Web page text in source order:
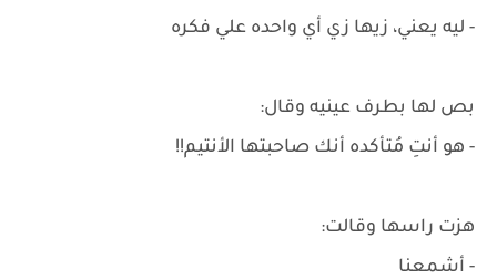
- ليه يعني، زيها زي أي واحده علي فكره
بص لها بطرف عينيه وقال:
- هو أنتِ مُتأكده أنك صاحبتها الأنتيم!!
هزت راسها وقالت:
- أشمعنا